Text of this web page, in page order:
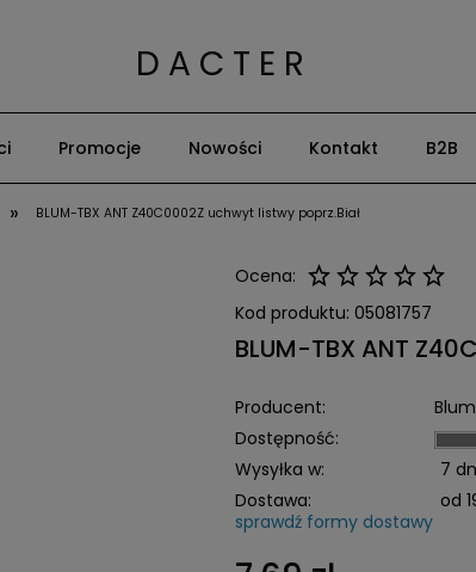
D A C T E R
Promocje Nowości Kontakt B2B
» BLUM-TBX ANT Z40C0002Z uchwyt listwy poprz.Biał
Ocena:
Kod produktu: 05081757
BLUM-TBX ANT
Producent:
Blum
Dostępność:
Wysyłka w:
7
Dostawa:
od
sprawdź formy dostawy